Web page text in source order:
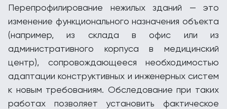
Перепрофилирование нежилых зданий — это
изменение функционального назначения объекта
(например, из склада в офис или из
административного корпуса в медицинский
центр), сопровождающееся необходимостью
адаптации конструктивных и инженерных систем
к новым требованиям. Обследование при таких
работах позволяет установить фактическое